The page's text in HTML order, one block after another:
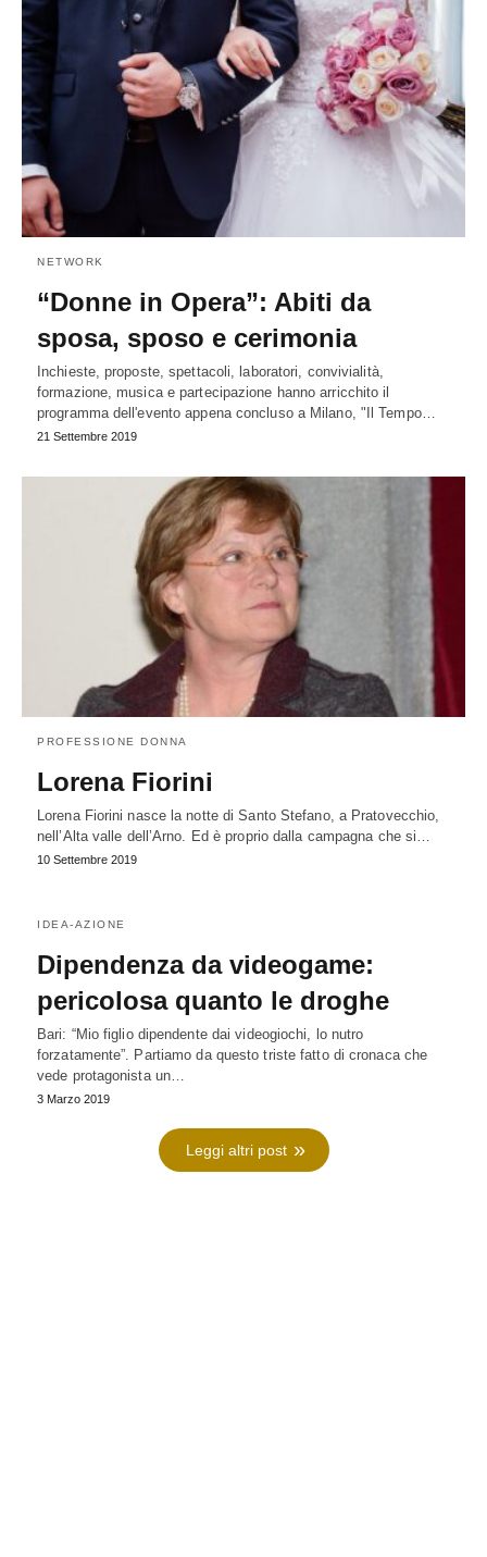
NETWORK
“Donne in Opera”: Abiti da
sposa, sposo e cerimonia
Inchieste, proposte, spettacoli, laboratori, convivialità,
formazione, musica e partecipazione hanno arricchito il
programma dell'evento appena concluso a Milano, "Il Tempo…
21 Settembre 2019
PROFESSIONE DONNA
Lorena Fiorini
Lorena Fiorini nasce la notte di Santo Stefano, a Pratovecchio,
nell’Alta valle dell’Arno. Ed è proprio dalla campagna che si…
10 Settembre 2019
IDEA-AZIONE
Dipendenza da videogame:
pericolosa quanto le droghe
Bari: “Mio figlio dipendente dai videogiochi, lo nutro
forzatamente”. Partiamo da questo triste fatto di cronaca che
vede protagonista un…
3 Marzo 2019
Leggi altri post